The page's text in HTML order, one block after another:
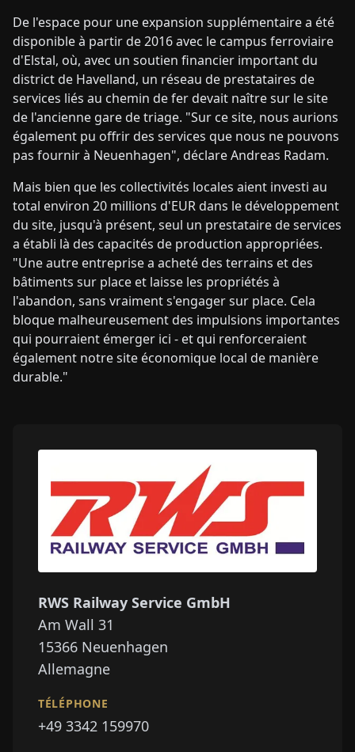
De l'espace pour une expansion supplémentaire a été
disponible à partir de 2016 avec le campus ferroviaire
d'Elstal, où, avec un soutien financier important du
district de Havelland, un réseau de prestataires de
services liés au chemin de fer devait naître sur le site
de l'ancienne gare de triage. "Sur ce site, nous aurions
également pu offrir des services que nous ne pouvons
pas fournir à Neuenhagen", déclare Andreas Radam.
Mais bien que les collectivités locales aient investi au
total environ 20 millions d'EUR dans le développement
du site, jusqu'à présent, seul un prestataire de services
a établi là des capacités de production appropriées.
"Une autre entreprise a acheté des terrains et des
bâtiments sur place et laisse les propriétés à
l'abandon, sans vraiment s'engager sur place. Cela
bloque malheureusement des impulsions importantes
qui pourraient émerger ici - et qui renforceraient
également notre site économique local de manière
durable."
RWS Railway Service GmbH
Am Wall 31
15366 Neuenhagen
Allemagne
TÉLÉPHONE
+49 3342 159970